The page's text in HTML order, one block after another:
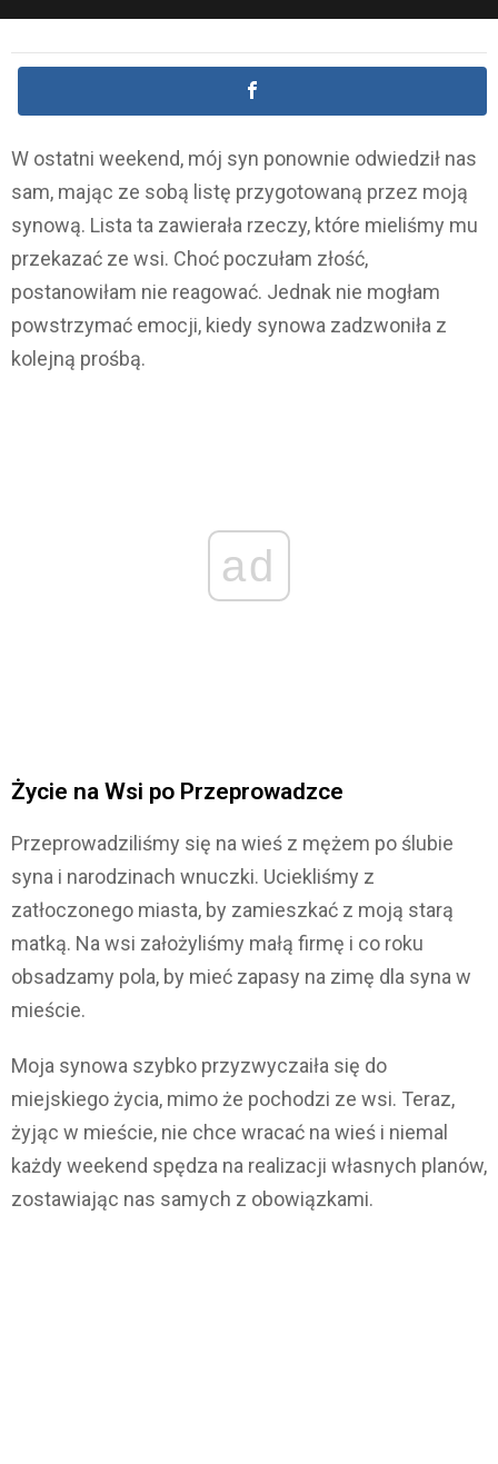
W ostatni weekend, mój syn ponownie odwiedził nas
sam, mając ze sobą listę przygotowaną przez moją
synową. Lista ta zawierała rzeczy, które mieliśmy mu
przekazać ze wsi. Choć poczułam złość,
postanowiłam nie reagować. Jednak nie mogłam
powstrzymać emocji, kiedy synowa zadzwoniła z
kolejną prośbą.
ad
Życie na Wsi po Przeprowadzce
Przeprowadziliśmy się na wieś z mężem po ślubie
syna i narodzinach wnuczki. Uciekliśmy z
zatłoczonego miasta, by zamieszkać z moją starą
matką. Na wsi założyliśmy małą firmę i co roku
obsadzamy pola, by mieć zapasy na zimę dla syna w
mieście.
Moja synowa szybko przyzwyczaiła się do
miejskiego życia, mimo że pochodzi ze wsi. Teraz,
żyjąc w mieście, nie chce wracać na wieś i niemal
każdy weekend spędza na realizacji własnych planów,
zostawiając nas samych z obowiązkami.